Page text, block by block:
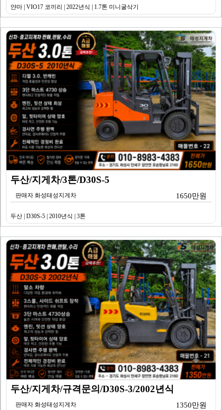
얀마 | VIO17 코끼리 | 2022년식 | 1.7톤 미니굴삭기
두산/지게차/3톤/D30S-5
판매자 화성태성지게차 1650만원
두산 | D30S-5 | 2010년식 | 3톤
두산/지게차/규격문의/D30S-3/2002년식
판매자 화성태성지게차 1350만원